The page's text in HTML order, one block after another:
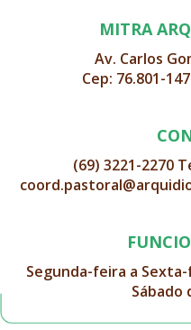
MITRA
Av. Carlos
Cep: 76.801-
(69) 3221-2270
Segunda-feira a Sexta-
Sábado